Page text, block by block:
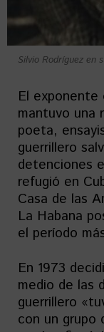
Silvio Rodríguez en
El exponente
mantuvo una
poeta,
guerrillero
detenciones
refugió en
Casa de las
La Habana
el período
En 1973
medio de las
guerrillero
con un grupo